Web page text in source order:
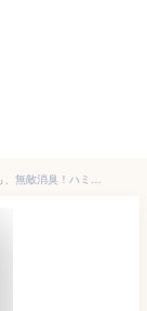
ハミング消臭実感 柔軟剤 つめこみ洗いも、部屋干しも、無敵消臭！ハミング内No．1抗菌 リフレッシュグリーンの香り つめかえ用 2,600ml ×4個セット まとめ買い 大容量 4901301427250 /